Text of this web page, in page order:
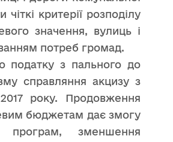
критерії розподілу
значення, вулиць і
потреб громад.
податку з пального до
справляння акцизу з
року. Продовження
бюджетам дає змогу
програм, зменшення